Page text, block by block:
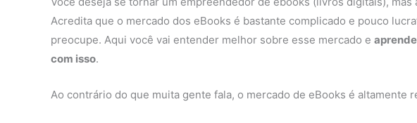
Acredita que o mercado dos eBooks é bastante complicado e pouco
preocupe. Aqui você vai entender melhor sobre esse mercado e
com isso.
Ao contrário do que muita gente fala, o mercado de eBooks é altamente